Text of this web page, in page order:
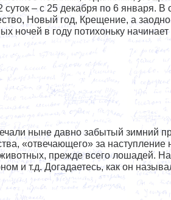
– с 25 декабря по 6 января. В
Новый год, Крещение, а
ночей в году потихоньку
ныне давно забытый зимний
«отвечающего» за наступление
прежде всего лошадей.
и т.д. Догадаетесь, как он